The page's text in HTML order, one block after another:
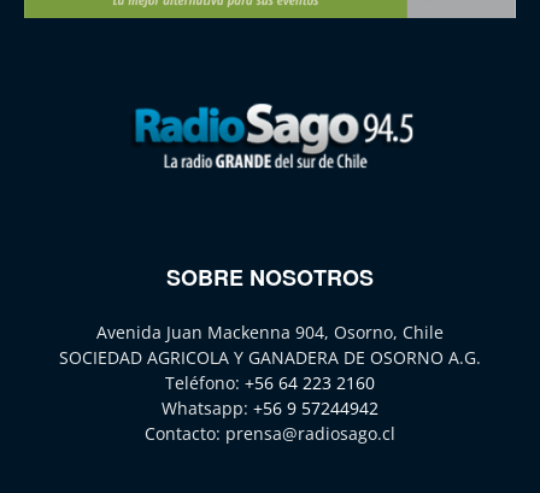
SOBRE NOSOTROS
Avenida Juan Mackenna 904, Osorno, Chile
SOCIEDAD AGRICOLA Y GANADERA DE OSORNO A.G.
Teléfono: +56 64 223 2160
Whatsapp: +56 9 57244942
Contacto: prensa@radiosago.cl